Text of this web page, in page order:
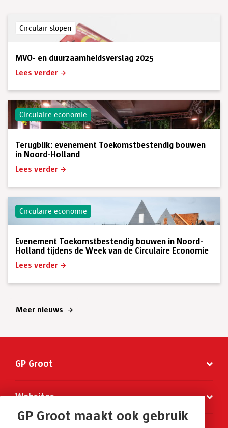
Circulair slopen
MVO- en duurzaamheidsverslag 2025
Lees verder
Circulaire economie
Terugblik: evenement Toekomstbestendig bouwen
in Noord-Holland
Lees verder
Circulaire economie
Evenement Toekomstbestendig bouwen in Noord-
Holland tijdens de Week van de Circulaire Economie
Lees verder
Meer nieuws
GP Groot
Websites
GP Groot maakt ook gebruik